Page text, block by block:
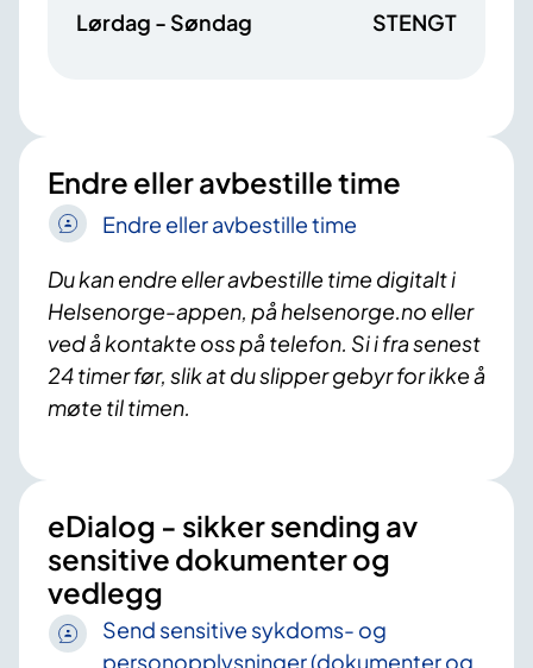
Lørdag - Søndag
STENGT
Endre eller avbestille time
Endre eller avbestille time
Du kan endre eller avbestille time digitalt i
Helsenorge-appen, på helsenorge.no eller
ved å kontakte oss på telefon. Si i fra senest
24 timer før, slik at du slipper gebyr for ikke å
møte til timen.
eDialog - sikker sending av
sensitive dokumenter og
vedlegg
Send sensitive sykdoms- og
personopplysninger (dokumenter og